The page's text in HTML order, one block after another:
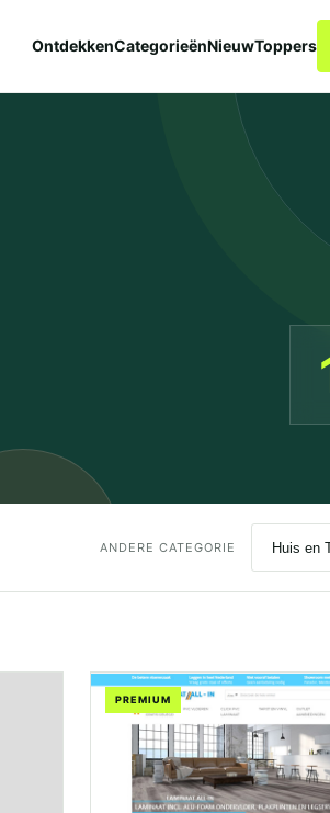
OntdekkenCategorieënNieuwToppers
ANDERE CATEGORIE
PREMIUM